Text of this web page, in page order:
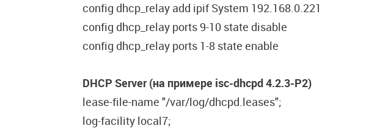
config dhcp_relay add ipif System 192.168.0.221
config dhcp_relay ports 9-10 state disable
config dhcp_relay ports 1-8 state enable
DHCP Server (на примере isc-dhcpd 4.2.3-P2)
lease-file-name "/var/log/dhcpd.leases";
log-facility local7;